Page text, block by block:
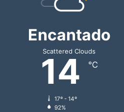
Encantado
Scattered Clouds
14 ℃
17º - 14º
92%